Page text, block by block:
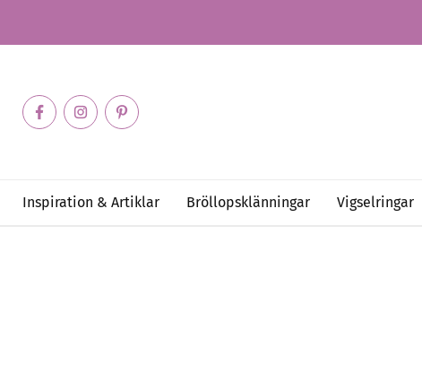
Inspiration & Artiklar Bröllopsklänningar Vigselringar